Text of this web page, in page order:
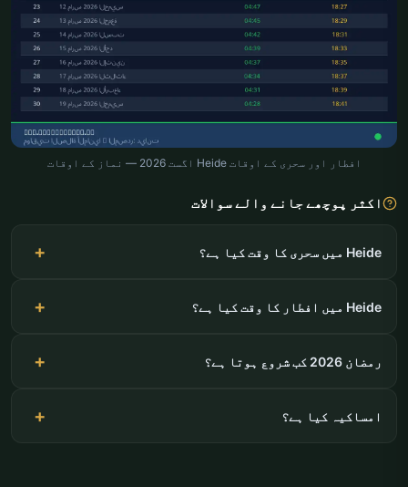
افطار اور سحری کے اوقات Heide اگست 2026 — نماز کے اوقات
اکثر پوچھے جانے والے سوالات
Heide میں سحری کا وقت کیا ہے؟
Heide میں افطار کا وقت کیا ہے؟
رمضان 2026 کب شروع ہوتا ہے؟
امساکیہ کیا ہے؟